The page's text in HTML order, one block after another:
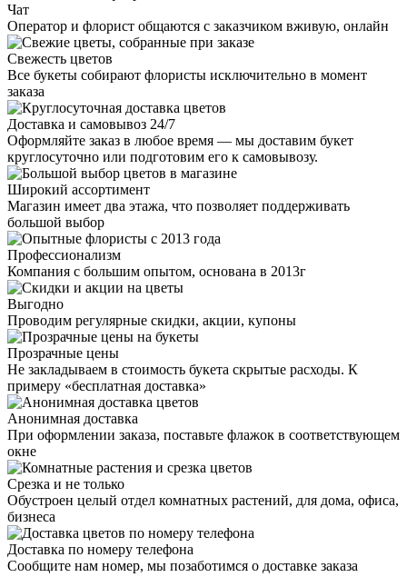
Чат
Оператор и флорист общаются с заказчиком вживую, онлайн
Свежесть цветов
Все букеты собирают флористы исключительно в момент
заказа
Доставка и самовывоз 24/7
Оформляйте заказ в любое время — мы доставим букет
круглосуточно или подготовим его к самовывозу.
Широкий ассортимент
Магазин имеет два этажа, что позволяет поддерживать
большой выбор
Профессионализм
Компания с большим опытом, основана в 2013г
Выгодно
Проводим регулярные скидки, акции, купоны
Прозрачные цены
Не закладываем в стоимость букета скрытые расходы. К
примеру «бесплатная доставка»
Анонимная доставка
При оформлении заказа, поставьте флажок в соответствующем
окне
Срезка и не только
Обустроен целый отдел комнатных растений, для дома, офиса,
бизнеса
Доставка по номеру телефона
Сообщите нам номер, мы позаботимся о доставке заказа